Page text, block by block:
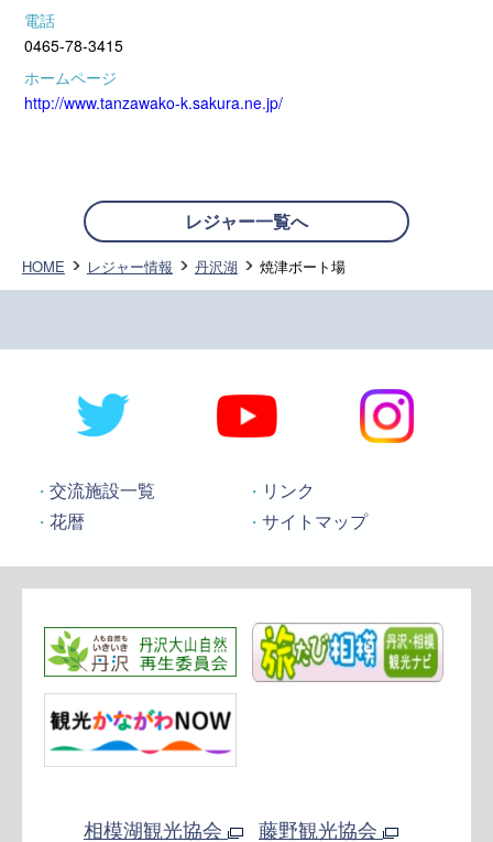
電話
0465-78-3415
ホームページ
http://www.tanzawako-k.sakura.ne.jp/
レジャー一覧へ
HOME レジャー情報 丹沢湖 焼津ボート場
交流施設一覧
リンク
花暦
サイトマップ
相模湖観光協会
藤野観光協会